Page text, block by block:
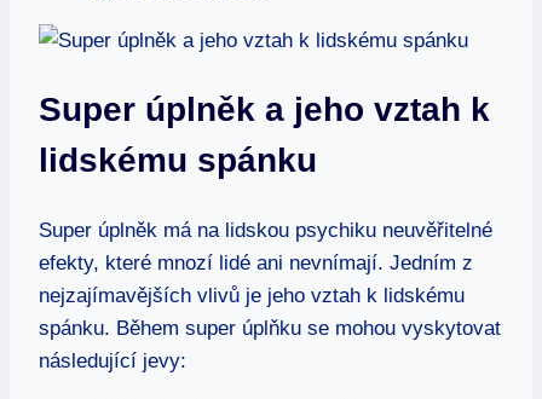
Super úplněk a jeho vztah k
lidskému spánku
Super úplněk má na lidskou psychiku neuvěřitelné
efekty, které mnozí lidé ani nevnímají. Jedním z
nejzajímavějších vlivů je jeho vztah k lidskému
spánku. Během super úplňku se mohou vyskytovat
následující jevy: